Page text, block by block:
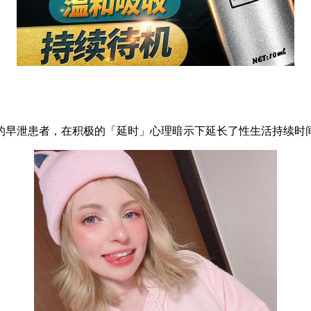
早泄患者，在积极的「延时」心理暗示下延长了性生活持续时